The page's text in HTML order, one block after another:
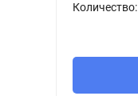
Количество: